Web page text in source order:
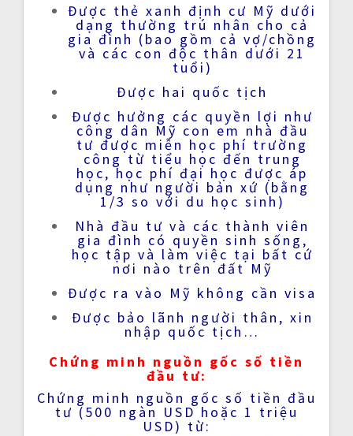
Được thẻ xanh định cư Mỹ dưới
dạng thường trú nhân cho cả
gia đình (bao gồm cả vợ/chồng
và các con độc thân dưới 21
tuổi)
Được hai quốc tịch
Được hưởng các quyền lợi như
công dân Mỹ con em nhà đầu
tư được miễn học phí trường
công từ tiểu học đến trung
học, học phí đại học được áp
dụng như người bản xứ (bằng
1/3 so với du học sinh)
Nhà đầu tư và các thành viên
gia đình có quyền sinh sống,
học tập và làm việc tại bất cứ
nơi nào trên đất Mỹ
Được ra vào Mỹ không cần visa
Được bảo lãnh người thân, xin
nhập quốc tịch…
Chứng minh nguồn gốc số tiền
đầu tư:
Chứng minh nguồn gốc số tiền đầu
tư (500 ngàn USD hoặc 1 triệu
USD) từ: